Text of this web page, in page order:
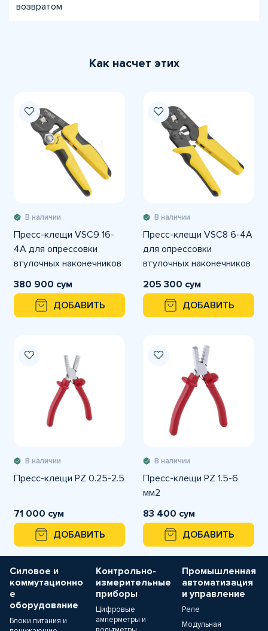
возвратом
Как насчет этих
В наличии
Пресс-клещи VSC9 16-
4A для опрессовки
втулочных наконечников
380 900 сум
ДОБАВИТЬ
В наличии
Пресс-клещи VSC8 6-4A
для опрессовки
втулочных наконечников
205 300 сум
ДОБАВИТЬ
В наличии
Пресс-клещи PZ 0.25-2.5
71 000 сум
ДОБАВИТЬ
В наличии
Пресс-клещи PZ 1.5-6
мм2
83 400 сум
ДОБАВИТЬ
Силовое и
коммутационно
е
оборудование
Блоки питания и
Контрольно-
измерительные
приборы
Цифровые
амперметры и
Промышленная
автоматизация
и управление
Реле
Модульная